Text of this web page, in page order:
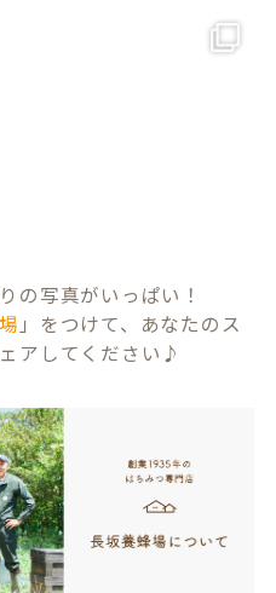
の写真がいっぱい！
」をつけて、あなたのス
アしてください♪